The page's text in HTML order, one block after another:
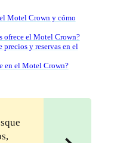
Motel Crown y cómo
ofrece el Motel Crown?
y reservas en el
en el Motel Crown?